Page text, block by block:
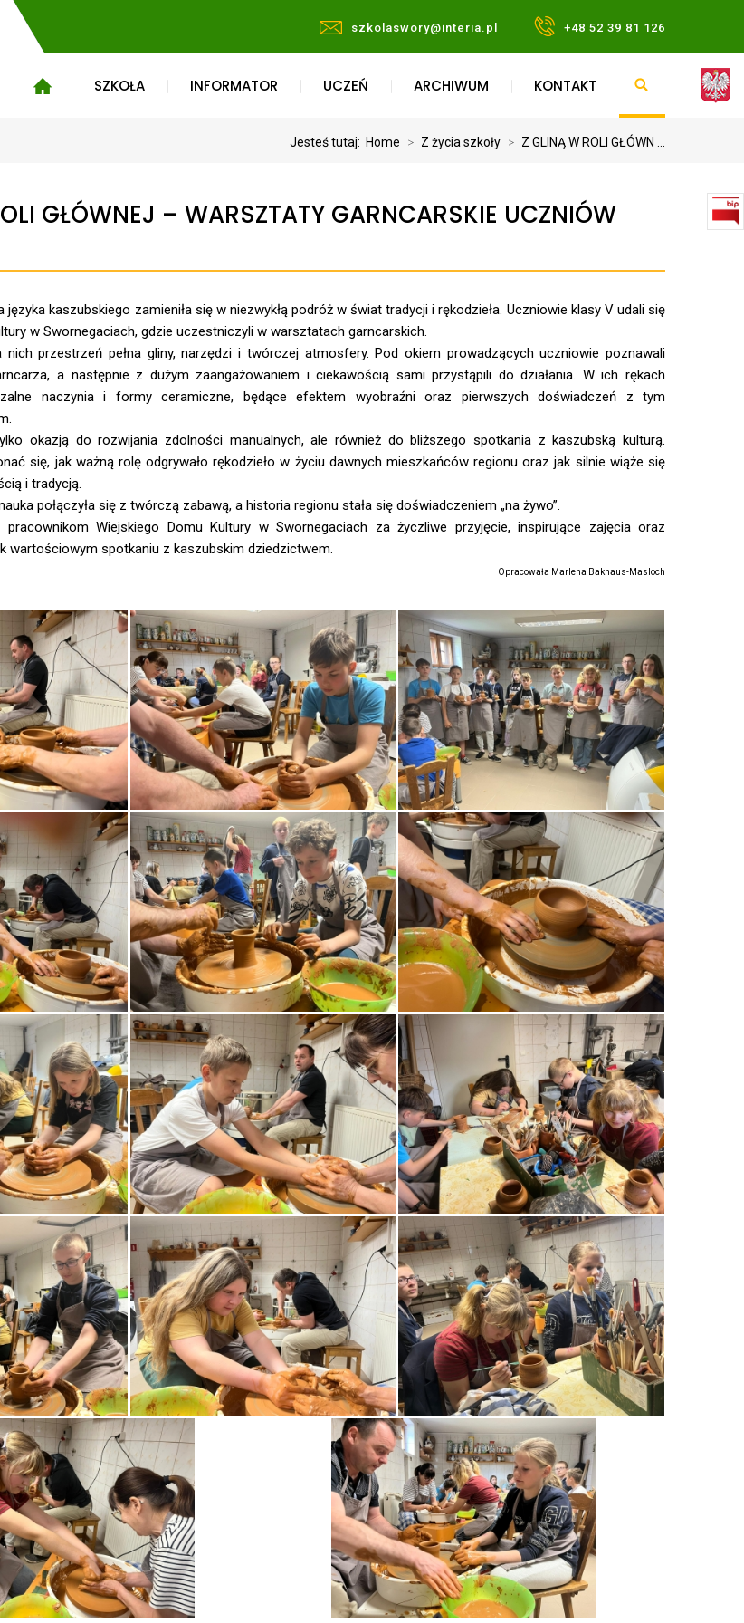
szkolaswory@interia.pl +48 52 39 81 126
SZKOŁA INFORMATOR UCZEŃ ARCHIWUM KONTAKT
Jesteś tutaj: Home > Z życia szkoły > Z GLINĄ W ROLI GŁÓWN ...
GŁÓWNEJ – WARSZTATY GARNCARSKIE UCZNIÓW
języka kaszubskiego zamieniła się w niezwykłą podróż w świat tradycji i rękodzieła. Uczniowie klasy V udali się
w Swornegaciach, gdzie uczestniczyli w warsztatach garncarskich.
nich przestrzeń pełna gliny, narzędzi i twórczej atmosfery. Pod okiem prowadzących uczniowie poznawali
a następnie z dużym zaangażowaniem i ciekawością sami przystąpili do działania. W ich rękach
naczynia i formy ceramiczne, będące efektem wyobraźni oraz pierwszych doświadczeń z tym
okazją do rozwijania zdolności manualnych, ale również do bliższego spotkania z kaszubską kulturą.
się, jak ważną rolę odgrywało rękodzieło w życiu dawnych mieszkańców regionu oraz jak silnie wiąże się
i tradycją.
połączyła się z twórczą zabawą, a historia regionu stała się doświadczeniem „na żywo”.
pracownikom Wiejskiego Domu Kultury w Swornegaciach za życzliwe przyjęcie, inspirujące zajęcia oraz
wartościowym spotkaniu z kaszubskim dziedzictwem.
Opracowała Marlena Bakhaus-Masloch